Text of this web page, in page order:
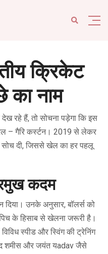
क्रिकेट
का नाम
रहे हैं, तो सोचना पड़ेगा कि इस
– गैरि कर्स्टन। 2019 से लेकर
सोच दी, जिससे खेल का हर पहलू
कदम
उनके अनुसार, बॉलर्स को
के हिसाब से खेलना जरूरी है।
स्पीड और स्विंग की ट्रेनिंग
शमीस और जयंत यadav जैसे